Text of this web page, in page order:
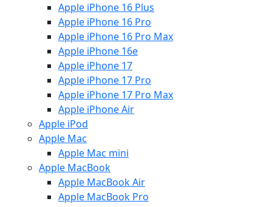
Apple iPhone 16 Plus
Apple iPhone 16 Pro
Apple iPhone 16 Pro Max
Apple iPhone 16e
Apple iPhone 17
Apple iPhone 17 Pro
Apple iPhone 17 Pro Max
Apple iPhone Air
Apple iPod
Apple Mac
Apple Mac mini
Apple MacBook
Apple MacBook Air
Apple MacBook Pro